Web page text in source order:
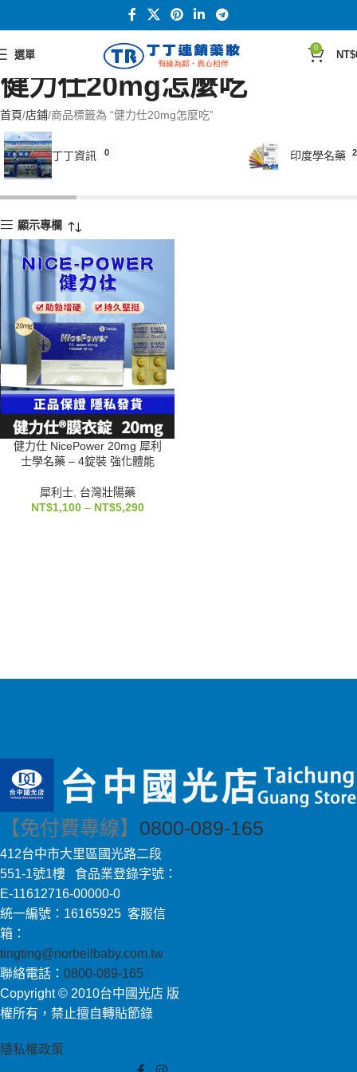
選單
0
NT$
健力仕20mg怎麼吃
首頁 店鋪 商品標籤為 “健力仕20mg怎麼吃”
丁丁資訊 0 印度學名藥
顯示專欄
健力仕 NicePower 20mg 犀利
士學名藥 – 4錠裝 強化體能
犀利士, 台灣壯陽藥
NT$1,100 – NT$5,290
【免付費專線】 0800-089-165
412台中市大里區國光路二段
551-1號1樓 食品業登錄字號：
E-11612716-00000-0
統一編號：16165925 客服信
箱：
tingting@norbeilbaby.com.tw
聯絡電話： 0800-089-165
Copyright © 2010台中國光店 版
權所有，禁止擅自轉貼節錄
隱私權政策